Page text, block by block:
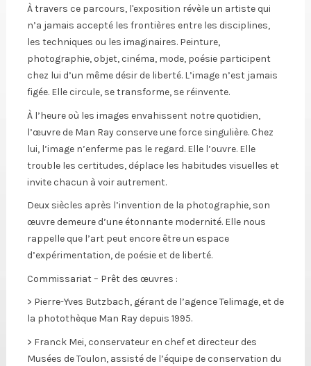
À travers ce parcours, l'exposition révèle un artiste qui
n’a jamais accepté les frontières entre les disciplines,
les techniques ou les imaginaires. Peinture,
photographie, objet, cinéma, mode, poésie participent
chez lui d’un même désir de liberté. L’image n’est jamais
figée. Elle circule, se transforme, se réinvente.
À l’heure où les images envahissent notre quotidien,
l’œuvre de Man Ray conserve une force singulière. Chez
lui, l’image n’enferme pas le regard. Elle l’ouvre. Elle
trouble les certitudes, déplace les habitudes visuelles et
invite chacun à voir autrement.
Deux siècles après l’invention de la photographie, son
œuvre demeure d’une étonnante modernité. Elle nous
rappelle que l’art peut encore être un espace
d’expérimentation, de poésie et de liberté.
Commissariat – Prêt des œuvres :
> Pierre-Yves Butzbach, gérant de l’agence Telimage, et de
la photothèque Man Ray depuis 1995.
> Franck Mei, conservateur en chef et directeur des
Musées de Toulon, assisté de l’équipe de conservation du